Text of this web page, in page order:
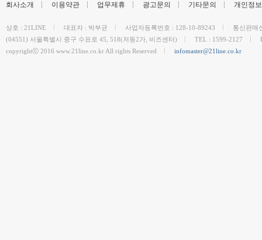
회사소개 이용약관 업무제휴 광고문의 기타문의 개인정
상호 : 21LINE 대표자 : 박부균 사업자등록번호 : 128-10-89243
통신판매
(04551) 서울특별시 중구 수표로 45, 518(저동2가, 비즈센터)
TEL : 1599-2127
copyrightⓒ 2016 www.21line.co.kr All rights Reserved
infomaster@21line.co.kr